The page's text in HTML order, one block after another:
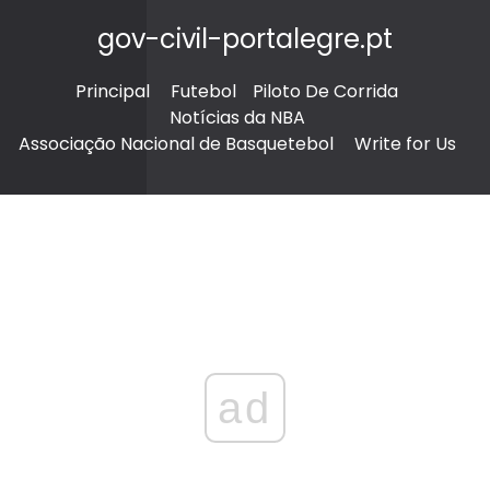
gov-civil-portalegre.pt
Principal Futebol
Piloto De Corrida
Notícias da NBA
Associação Nacional de Basquetebol
Write for Us
ad